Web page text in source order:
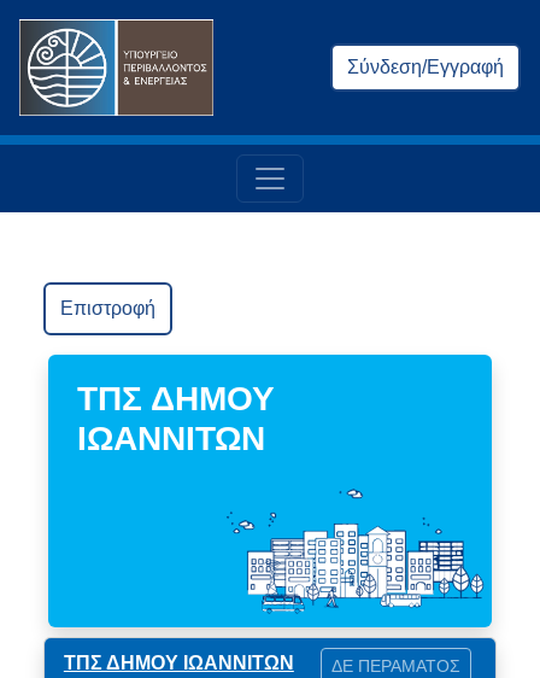
Σύνδεση/Εγγραφή
Επιστροφή
ΤΠΣ ΔΗΜΟΥ
ΙΩΑΝΝΙΤΩΝ
ΤΠΣ ΔΗΜΟΥ ΙΩΑΝΝΙΤΩΝ ΔΕ ΠΕΡΑΜΑΤΟΣ